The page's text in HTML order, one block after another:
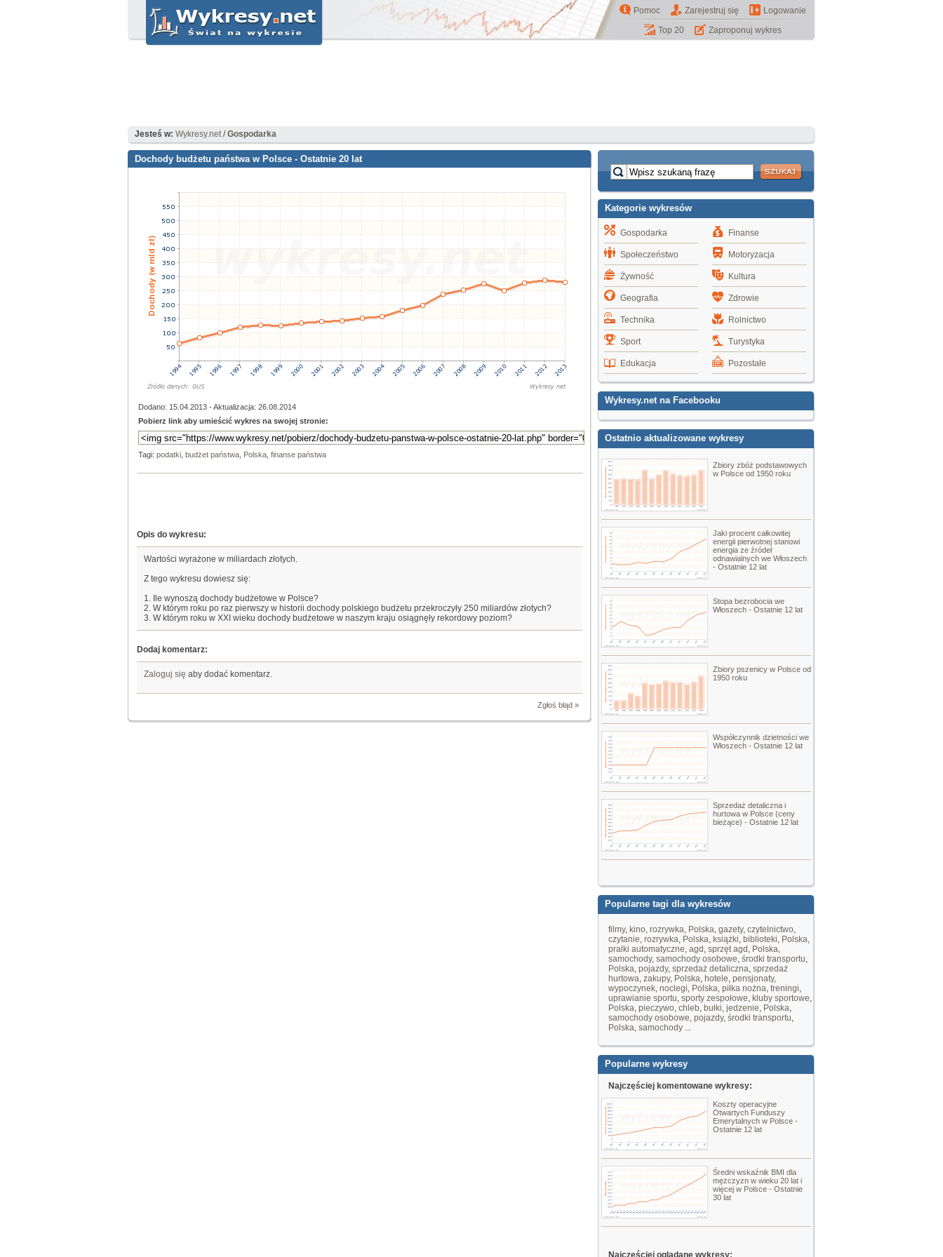
Pomoc Zarejestruj się
Logowanie
Top 20
Zaproponuj wykres
Jesteś w: Wykresy.net/Gospodarka
Dochody budżetu państwa w Polsce - Ostatnie 20 lat
Dodano: 15.04.2013 - Aktualizacja: 26.08.2014
Pobierz link aby umieścić wykres na swojej stronie:
Tagi: podatki budżet państwa Polska finanse państwa
Opis do wykresu:
Wartości wyrażone w miliardach złotych.
Z tego wykresu dowiesz się:
1. Ile wynoszą dochody budżetowe w Polsce?
2. W którym roku po raz pierwszy w historii dochody polskiego budżetu przekroczyły 250 miliardów złotych?
3. W którym roku w XXI wieku dochody budżetowe w naszym kraju osiągnęły rekordowy poziom?
Dodaj komentarz:
Zaloguj się aby dodać komentarz.
Zgłoś błąd »
Kategorie wykresów
Gospodarka
Społeczeństwo
Żywność
Geografia
Technika
Sport
Edukacja
Finanse
Motoryzacja
Kultura
Zdrowie
Rolnictwo
Turystyka
Pozostałe
Wykresy.net na Facebooku
Ostatnio aktualizowane wykresy
Zbiory zbóż podstawowych
w Polsce od 1950 roku
Jaki procent całkowitej
energii pierwotnej stanowi
energia ze źródeł
odnawialnych we Włoszech
- Ostatnie 12 lat
Stopa bezrobocia we
Włoszech - Ostatnie 12 lat
Zbiory pszenicy w Polsce od
1950 roku
Współczynnik dzietności we
Włoszech - Ostatnie 12 lat
Sprzedaż detaliczna i
hurtowa w Polsce (ceny
bieżące) - Ostatnie 12 lat
Popularne tagi dla wykresów
filmy, kino, rozrywka, Polska, gazety, czytelnictwo,
czytanie, rozrywka, Polska, książki, biblioteki, Polska,
pralki automatyczne, agd , sprzęt agd , Polska,
samochody, samochody osobowe, środki transportu,
Polska, pojazdy, sprzedaż detaliczna, sprzedaż
hurtowa, zakupy, Polska, hotele, pensjonaty,
wypoczynek, noclegi, Polska, piłka nożna, treningi,
uprawianie sportu, sporty zespołowe, kluby sportowe,
Polska, pieczywo, chleb, bułki, jedzenie, Polska,
samochody osobowe, pojazdy, środki transportu,
Polska, samochody ...
Popularne wykresy
Najczęściej komentowane wykresy:
Koszty operacyjne
Otwartych Funduszy
Emerytalnych w Polsce -
Ostatnie 12 lat
Średni wskaźnik BMI dla
mężczyzn w wieku 20 lat i
więcej w Polsce - Ostatnie
30 lat
Najczęściej oglądane wykresy: